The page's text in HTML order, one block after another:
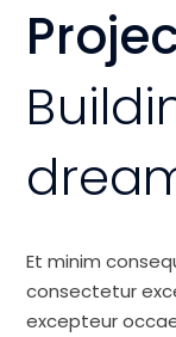
Et minim
consectetur
excepteur